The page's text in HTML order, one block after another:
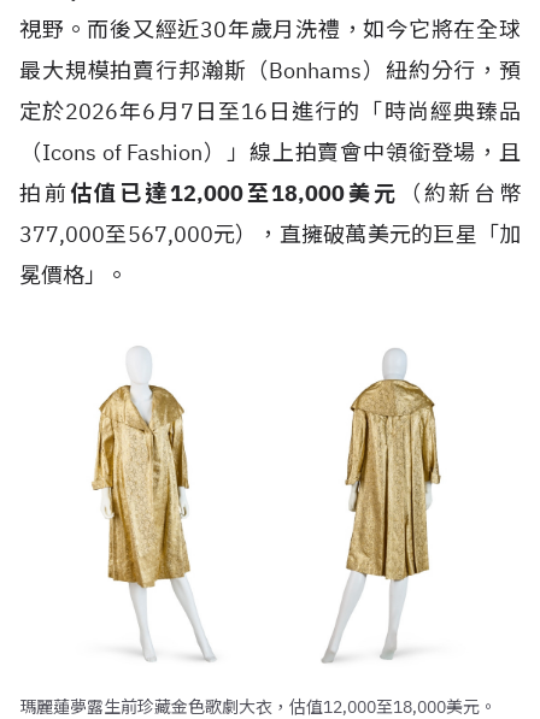
視野。而後又經近30年歲月洗禮，如今它將在全球
最大規模拍賣行邦瀚斯（Bonhams）紐約分行，預
定於2026年6月7日至16日進行的「時尚經典臻品
（Icons of Fashion）」線上拍賣會中領銜登場，且
拍前估值已達12,000至18,000美元
（約新台幣
377,000至567,000元），直擁破萬美元的巨星「加
冕價格」。
瑪麗蓮夢露生前珍藏金色歌劇大衣，估值12,000至18,000美元。